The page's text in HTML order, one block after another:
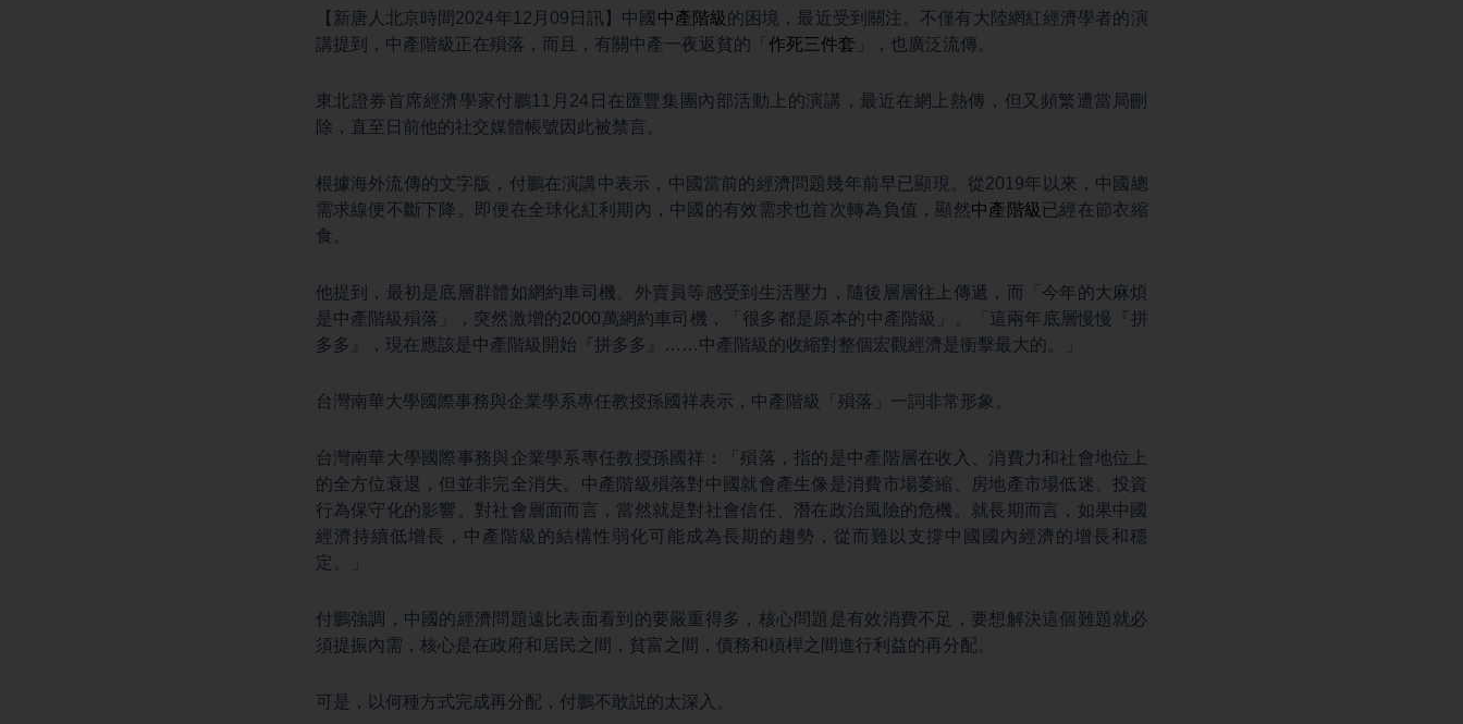
【新唐人北京時間2024年12月09日訊】中國 中產階級的困境，最近受到關注。不僅有大陸網紅經濟學者的演
講提到，中產階級正在殞落，而且，有關中產一夜返貧的「 作死三件套 」，也廣泛流傳。
東北證券首席經濟學家付鵬11月24日在匯豐集團內部活動上的演講，最近在網上熱傳，但又頻繁遭當局刪
除，直至日前他的社交媒體帳號因此被禁言。
根據海外流傳的文字版，付鵬在演講中表示，中國當前的經濟問題幾年前早已顯現。從2019年以來，中國總
需求線便不斷下降。即便在全球化紅利期內，中國的有效需求也首次轉為負值，顯然中產階級 已經在節衣縮
食。
他提到，最初是底層群體如網約車司機、外賣員等感受到生活壓力，隨後層層往上傳遞，而「今年的大麻煩
是中產階級殞落」，突然激增的2000萬網約車司機，「很多都是原本的中產階級」。「這兩年底層慢慢『拼
多多』，現在應該是中產階級開始『拼多多』……中產階級的收縮對整個宏觀經濟是衝擊最大的。」
台灣南華大學國際事務與企業學系專任教授孫國祥表示，中產階級「殞落」一詞非常形象。
台灣南華大學國際事務與企業學系專任教授孫國祥：「殞落，指的是中產階層在收入、消費力和社會地位上
的全方位衰退，但並非完全消失。中產階級殞落對中國就會產生像是消費市場萎縮、房地產市場低迷、投資
行為保守化的影響。對社會層面而言，當然就是對社會信任、潛在政治風險的危機。就長期而言，如果中國
經濟持續低增長，中產階級的結構性弱化可能成為長期的趨勢，從而難以支撐中國國內經濟的增長和穩
定。」
付鵬強調，中國的經濟問題遠比表面看到的要嚴重得多，核心問題是有效消費不足，要想解決這個難題就必
須提振內需，核心是在政府和居民之間，貧富之間，債務和槓桿之間進行利益的再分配。
可是，以何種方式完成再分配，付鵬不敢説的太深入。